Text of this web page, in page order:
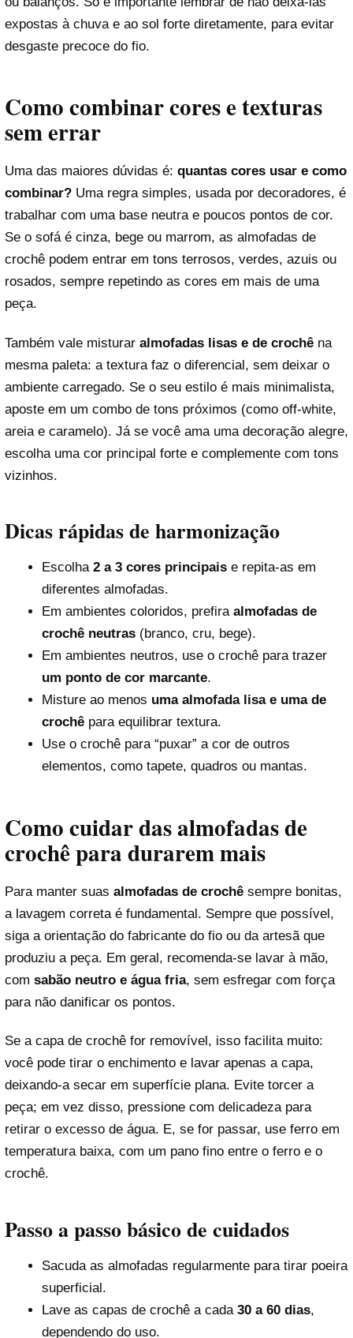
expostas à chuva e ao sol forte diretamente, para evitar
desgaste precoce do fio.
Como combinar cores e texturas
sem errar
Uma das maiores dúvidas é: quantas cores usar e como
combinar? Uma regra simples, usada por decoradores, é
trabalhar com uma base neutra e poucos pontos de cor.
Se o sofá é cinza, bege ou marrom, as almofadas de
crochê podem entrar em tons terrosos, verdes, azuis ou
rosados, sempre repetindo as cores em mais de uma
peça.
Também vale misturar almofadas lisas e de crochê na
mesma paleta: a textura faz o diferencial, sem deixar o
ambiente carregado. Se o seu estilo é mais minimalista,
aposte em um combo de tons próximos (como off-white,
areia e caramelo). Já se você ama uma decoração alegre,
escolha uma cor principal forte e complemente com tons
vizinhos.
Dicas rápidas de harmonização
Escolha 2 a 3 cores principaise repita-as em
diferentes almofadas.
Em ambientes coloridos, prefira almofadas de
crochê neutras(branco, cru, bege).
Em ambientes neutros, use o crochê para trazer
um ponto de cor marcante.
Misture ao menos uma almofada lisa e uma de
crochêpara equilibrar textura.
Use o crochê para “puxar” a cor de outros
elementos, como tapete, quadros ou mantas.
Como cuidar das almofadas de
crochê para durarem mais
Para manter suas almofadas de crochê sempre bonitas,
a lavagem correta é fundamental. Sempre que possível,
siga a orientação do fabricante do fio ou da artesã que
produziu a peça. Em geral, recomenda-se lavar à mão,
com sabão neutro e água fria, sem esfregar com força
para não danificar os pontos.
Se a capa de crochê for removível, isso facilita muito:
você pode tirar o enchimento e lavar apenas a capa,
deixando-a secar em superfície plana. Evite torcer a
peça; em vez disso, pressione com delicadeza para
retirar o excesso de água. E, se for passar, use ferro em
temperatura baixa, com um pano fino entre o ferro e o
crochê.
Passo a passo básico de cuidados
Sacuda as almofadas regularmente para tirar poeira
superficial.
Lave as capas de crochê a cada 30 a 60 dias,
dependendo do uso.